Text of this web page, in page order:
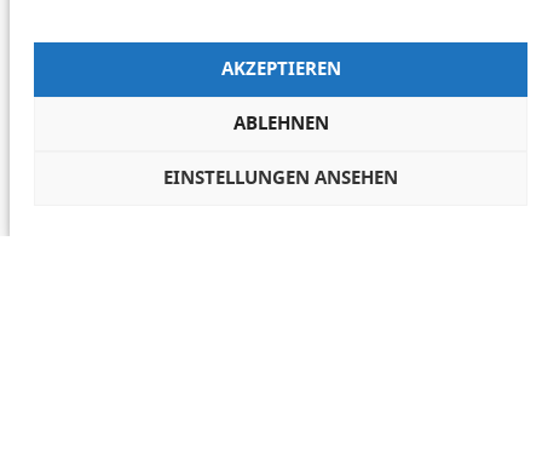
AKZEPTIEREN
ABLEHNEN
EINSTELLUNGEN ANSEHEN